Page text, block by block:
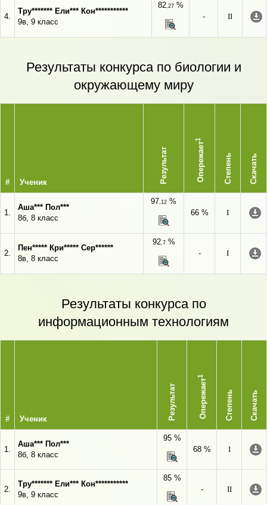
4.
Тру******* Ели*** Кон***********
9в, 9 класс
82,27%
-
II
Результаты конкурса по биологии и
окружающему миру
# Ученик Результат Опережает
1
Степень Скачать
1.
Аша*** Пол***
8б, 8 класс
97,12 %
66 %
I
2.
Пен***** Кри***** Сер******
8в, 8 класс
92,7%
-
I
Результаты конкурса по
информационным технологиям
# Ученик Результат Опережает
1
Степень Скачать
1.
Аша*** Пол***
8б, 8 класс
95 %
68 %
I
2.
Тру******* Ели*** Кон***********
9в, 9 класс
85 %
-
II